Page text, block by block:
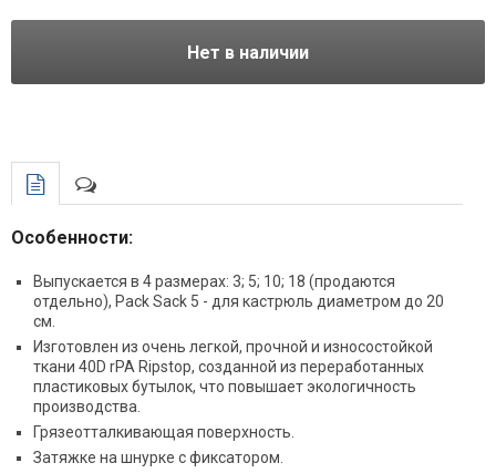
Нет в наличии
Особенности:
Выпускается в 4 размерах: 3; 5; 10; 18 (продаются
отдельно), Pack Sack 5 - для кастрюль диаметром до 20
см.
Изготовлен из очень легкой, прочной и износостойкой
ткани 40D rPA Ripstop, созданной из переработанных
пластиковых бутылок, что повышает экологичность
производства.
Грязеотталкивающая поверхность.
Затяжке на шнурке с фиксатором.